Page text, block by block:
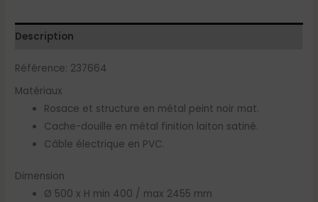
Description
Référence: 237664
Matériaux
Rosace et structure en métal peint noir mat.
Cache-douille en métal finition laiton satiné.
Câble électrique en PVC.
Dimension
Ø 500 x H min 400 / max 2455 mm